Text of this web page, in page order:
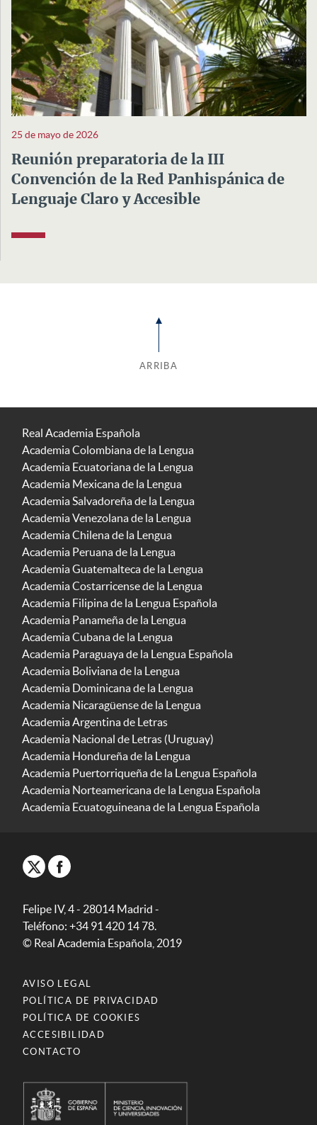
25 de mayo de 2026
Reunión preparatoria de la III
Convención de la Red Panhispánica de
Lenguaje Claro y Accesible
ARRIBA
Real Academia Española
Academia Colombiana de la Lengua
Academia Ecuatoriana de la Lengua
Academia Mexicana de la Lengua
Academia Salvadoreña de la Lengua
Academia Venezolana de la Lengua
Academia Chilena de la Lengua
Academia Peruana de la Lengua
Academia Guatemalteca de la Lengua
Academia Costarricense de la Lengua
Academia Filipina de la Lengua Española
Academia Panameña de la Lengua
Academia Cubana de la Lengua
Academia Paraguaya de la Lengua Española
Academia Boliviana de la Lengua
Academia Dominicana de la Lengua
Academia Nicaragüense de la Lengua
Academia Argentina de Letras
Academia Nacional de Letras (Uruguay)
Academia Hondureña de la Lengua
Academia Puertorriqueña de la Lengua Española
Academia Norteamericana de la Lengua Española
Academia Ecuatoguineana de la Lengua Española
Felipe IV, 4 - 28014 Madrid -
Teléfono: +34 91 420 14 78.
© Real Academia Española, 2019
AVISO LEGAL
POLÍTICA DE PRIVACIDAD
POLÍTICA DE COOKIES
ACCESIBILIDAD
CONTACTO